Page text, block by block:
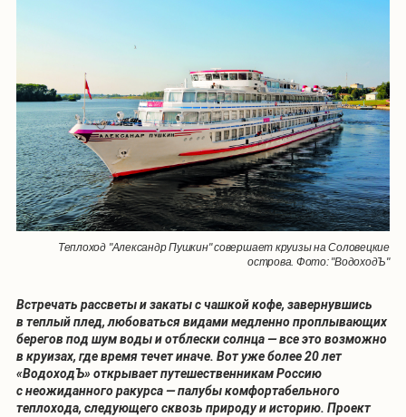
Теплоход "Александр Пушкин" совершает круизы на Соловецкие
острова. Фото: "ВодоходЪ"
Встречать рассветы и закаты с чашкой кофе, завернувшись
в теплый плед, любоваться видами медленно проплывающих
берегов под шум воды и отблески солнца — все это возможно
в круизах, где время течет иначе. Вот уже более 20 лет
«ВодоходЪ» открывает путешественникам Россию
с неожиданного ракурса — палубы комфортабельного
теплохода, следующего сквозь природу и историю. Проект